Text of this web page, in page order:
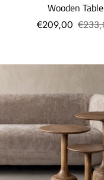
Wooden Table
€209,00